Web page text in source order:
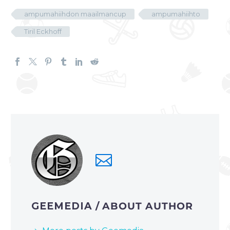
ampumahiihdon maailmancup ampumahiihto
Tiril Eckhoff
GEEMEDIA / ABOUT AUTHOR